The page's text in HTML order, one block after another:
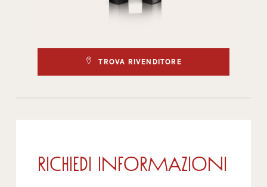
TROVA RIVENDITORE
RICHIEDI INFORMAZIONI